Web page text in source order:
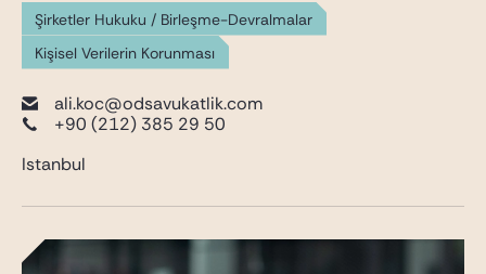
Şirketler Hukuku / Birleşme-Devralmalar
Kişisel Verilerin Korunması
ali.koc@odsavukatlik.com
+90 (212) 385 29 50
Istanbul